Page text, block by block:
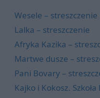
Wesele – streszczenie
Lalka – streszczenie
Afryka Kazika –
Martwe dusze –
Pani Bovary –
Kajko i Kokosz.